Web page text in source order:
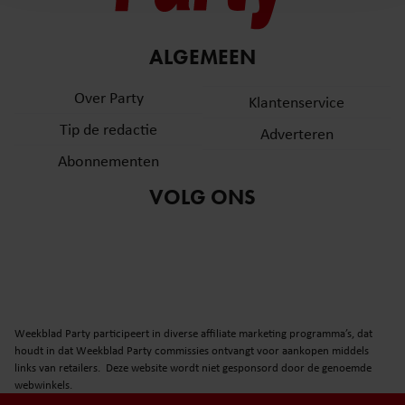
en om ons websiteverkeer te analyseren. Ook delen we
informatie over uw gebruik van onze site met onze
partners voor social media, adverteren en analyse. Deze
informatie die u aan ze heeft verstrekt of die ze hebben
gaat akkoord met onze cookies als u onze website blijft
gebruiken.
ALGEMEEN
Over Party
Tip de redactie
Abonnementen
Klantenservice
Adverteren
VOLG ONS
Weekblad Party participeert in diverse affiliate marketing programma’s, dat
houdt in dat Weekblad Party commissies ontvangt voor aankopen middels
links van retailers. Deze website wordt niet gesponsord door de genoemde
webwinkels.